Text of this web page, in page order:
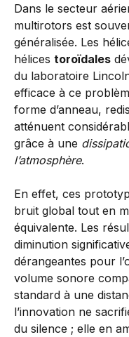
Dans le secteur
multirotors est
généralisée. Les
hélices toroïdales
du laboratoire
efficace à ce
forme d’anneau,
atténuent
grâce à une
l’atmosphère.
En effet, ces
bruit global tout en
équivalente. Les
diminution
dérangeantes pour
volume sonore
standard à une
l’innovation ne
du silence ; elle en